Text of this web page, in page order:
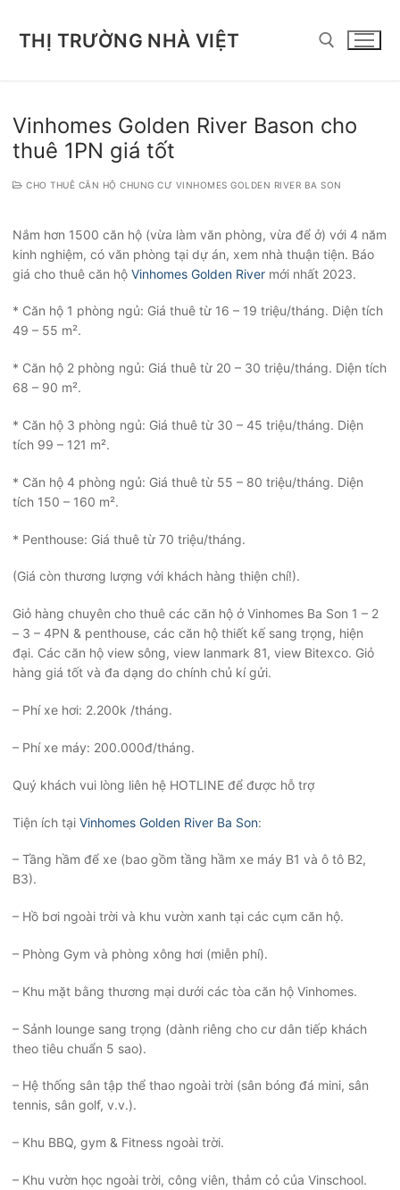
THỊ TRƯỜNG NHÀ VIỆT
Vinhomes Golden River Bason cho
thuê 1PN giá tốt
CHO THUÊ CĂN HỘ CHUNG CƯ VINHOMES GOLDEN RIVER BA SON
Nắm hơn 1500 căn hộ (vừa làm văn phòng, vừa để ở) với 4 năm
kinh nghiệm, có văn phòng tại dự án, xem nhà thuận tiện. Báo
giá cho thuê căn hộ Vinhomes Golden River mới nhất 2023.
* Căn hộ 1 phòng ngủ: Giá thuê từ 16 – 19 triệu/tháng. Diện tích
49 – 55 m².
* Căn hộ 2 phòng ngủ: Giá thuê từ 20 – 30 triệu/tháng. Diện tích
68 – 90 m².
* Căn hộ 3 phòng ngủ: Giá thuê từ 30 – 45 triệu/tháng. Diện
tích 99 – 121 m².
* Căn hộ 4 phòng ngủ: Giá thuê từ 55 – 80 triệu/tháng. Diện
tích 150 – 160 m².
* Penthouse: Giá thuê từ 70 triệu/tháng.
(Giá còn thương lượng với khách hàng thiện chí!).
Giỏ hàng chuyên cho thuê các căn hộ ở Vinhomes Ba Son 1 – 2
– 3 – 4PN & penthouse, các căn hộ thiết kế sang trọng, hiện
đại. Các căn hộ view sông, view lanmark 81, view Bitexco. Giỏ
hàng giá tốt và đa dạng do chính chủ kí gửi.
– Phí xe hơi: 2.200k /tháng.
– Phí xe máy: 200.000đ/tháng.
Quý khách vui lòng liên hệ HOTLINE để được hỗ trợ
Tiện ích tại Vinhomes Golden River Ba Son:
– Tầng hầm để xe (bao gồm tầng hầm xe máy B1 và ô tô B2,
B3).
– Hồ bơi ngoài trời và khu vườn xanh tại các cụm căn hộ.
– Phòng Gym và phòng xông hơi (miễn phí).
– Khu mặt bằng thương mại dưới các tòa căn hộ Vinhomes.
– Sảnh lounge sang trọng (dành riêng cho cư dân tiếp khách
theo tiêu chuẩn 5 sao).
– Hệ thống sân tập thể thao ngoài trời (sân bóng đá mini, sân
tennis, sân golf, v.v.).
– Khu BBQ, gym & Fitness ngoài trời.
– Khu vườn học ngoài trời, công viên, thảm cỏ của Vinschool.